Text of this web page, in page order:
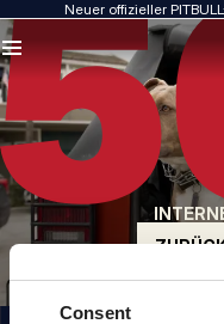
Consent
Neuer offizieller
QUALITÄT HAT FÜR
Unsere Kleidung fertigen
Materialien und Liebe
US ORIGIN
Unsere Wurzeln reichen
ist roh, authentisch und
MARKE MIT
Unsere Kollektionen
Individualisten gewählt.
INFORMATIONEN